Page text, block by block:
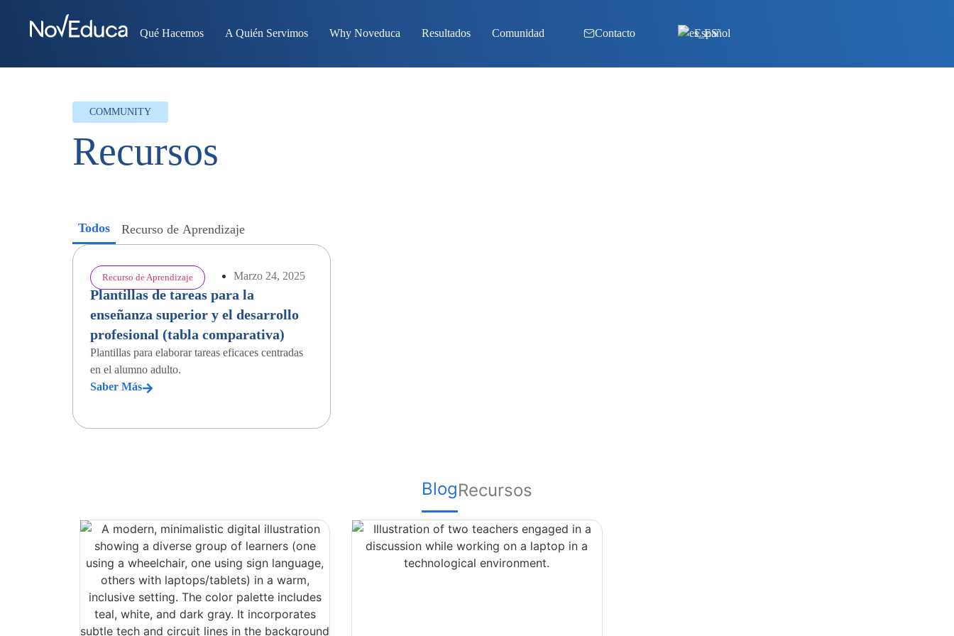
Qué Hacemos A Quién Servimos Why Noveduca Resultados Comunidad Contacto Español
COMMUNITY
Recursos
Recurso de Aprendizaje
Todos
Recurso de Aprendizaje Marzo 24, 2025
Plantillas de tareas para la
enseñanza superior y el desarrollo
profesional (tabla comparativa)
Plantillas para elaborar tareas eficaces centradas
en el alumno adulto.
Saber Más
BlogRecursos